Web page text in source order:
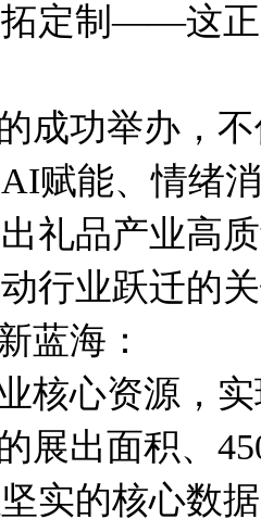
定制——这正
功举办，不
赋能、情绪
礼品产业高
行业跃迁的
海：
心资源，实
出面积、
实的核心数